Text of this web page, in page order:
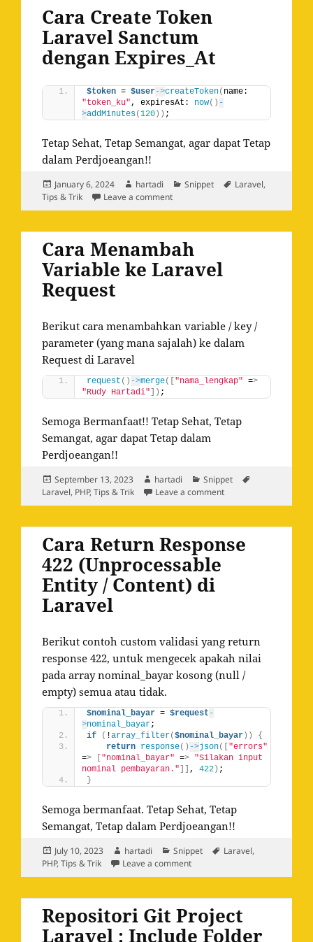
Cara Create Token
Laravel Sanctum
dengan Expires_At
$token = $user->createToken(
"token_ku", expiresAt: now() -
>addMinutes(120 )) ;
Tetap Sehat, Tetap Semangat, agar dapat Tetap
dalam Perdjoeangan!!
Posted
on
January 6, 2024 Author
hartadi Categories
Snippet Tags
Laravel,
Tips & Trik
Leave a commenton Cara Create Token Laravel
Cara Menambah
Variable ke Laravel
Request
Berikut cara menambahkan variable / key /
parameter (yang mana sajalah) ke dalam
Request di Laravel
request () ->merge([ "nama_lengkap" =>
"Rudy Hartadi" ]) ;
Semoga Bermanfaat!! Tetap Sehat, Tetap
Semangat, agar dapat Tetap dalam
Perdjoeangan!!
Posted
on
September 13, 2023 Author
hartadi Categories
Snippet
Laravel, PHP, Tips & Trik Leave a commenton Cara Menambah
Cara Return Response
422 (Unprocessable
Entity / Content) di
Laravel
Berikut contoh custom validasi yang return
response 422, untuk mengecek apakah nilai
pada array nominal_bayar kosong (null /
empty) semua atau tidak.
$nominal_bayar = $request -
>nominal_bayar;
if
( !array_filter($nominal_bayar ))
{
return response() ->json([ "errors"
=> "nominal_bayar" => "Silakan input
nominal pembayaran."
, 422 ) ;
}
Semoga bermanfaat. Tetap Sehat, Tetap
Semangat, Tetap dalam Perdjoeangan!!
Posted
on
July 10, 2023 Author
hartadi Categories
Snippet Tags
Laravel,
PHP, Tips & Trik Leave a commenton Cara Return Response 422
Repositori Git Project
Laravel : Include Folder